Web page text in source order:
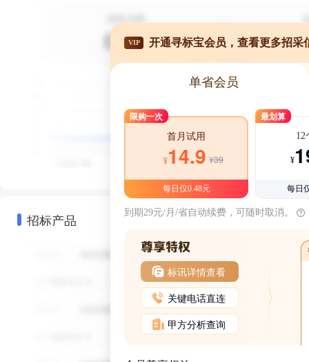
招标产品
VIP 开通寻标宝会员，查看更多招采
单省会员
限购一次
首月试用
¥14.9 ¥39
每日仅0.48元
最划算
12
¥
每日
到期29元/月/省自动续费，可随时取消。
标讯详情查看
关键电话直连
甲方分析查询